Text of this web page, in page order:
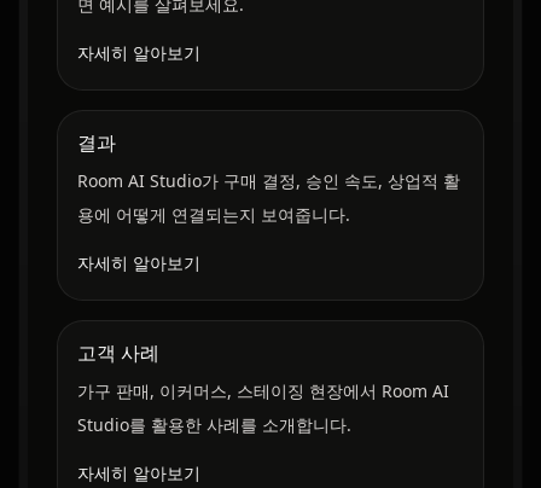
자세히 알아보기
결과
Room AI Studio가 구매 결정, 승인 속도, 상업적 활
용에 어떻게 연결되는지 보여줍니다.
자세히 알아보기
고객 사례
가구 판매, 이커머스, 스테이징 현장에서 Room AI
Studio를 활용한 사례를 소개합니다.
자세히 알아보기